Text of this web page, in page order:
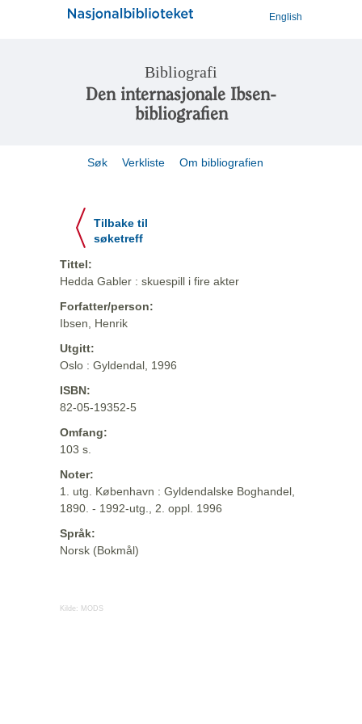
English
Bibliografi
Den internasjonale Ibsen-
bibliografien
Søk Verkliste Om bibliografien
Tilbake til
søketreff
Tittel:
Hedda Gabler : skuespill i fire akter
Forfatter/person:
Ibsen, Henrik
Utgitt:
Oslo : Gyldendal, 1996
ISBN:
82-05-19352-5
Omfang:
103 s.
Noter:
1. utg. København : Gyldendalske Boghandel,
1890. - 1992-utg., 2. oppl. 1996
Språk:
Norsk (Bokmål)
Kilde: MODS